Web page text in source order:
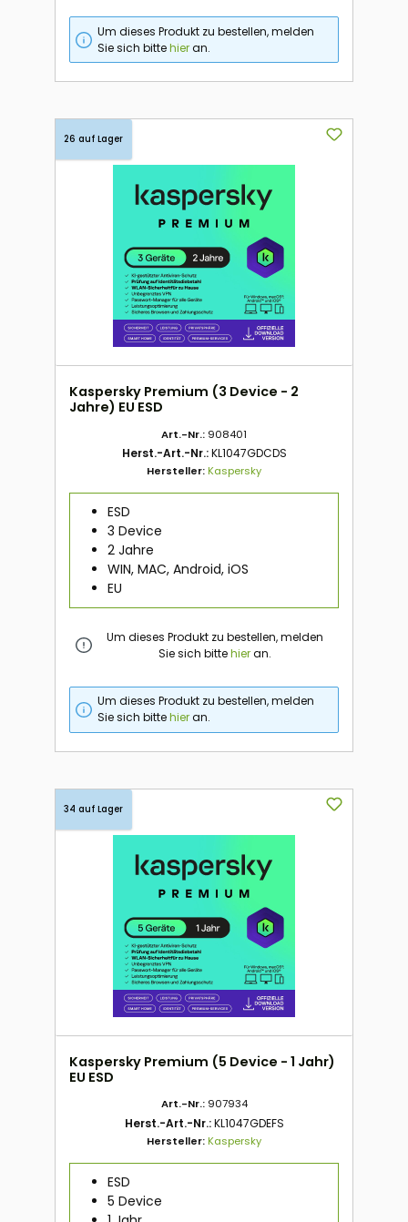
Um dieses Produkt zu bestellen, melden
Sie sich bittehieran.
26 auf Lager
Kaspersky Premium (3 Device - 2
Jahre) EU ESD
Art.-Nr.: 908401
Herst.-Art.-Nr.:KL1047GDCDS
Hersteller:Kaspersky
ESD
3 Device
2 Jahre
WIN, MAC, Android, iOS
EU
Um dieses Produkt zu bestellen, melden
Sie sich bittehieran.
Um dieses Produkt zu bestellen, melden
Sie sich bittehieran.
34 auf Lager
Kaspersky Premium (5 Device - 1 Jahr)
EU ESD
Art.-Nr.: 907934
Herst.-Art.-Nr.:KL1047GDEFS
Hersteller:Kaspersky
ESD
5 Device